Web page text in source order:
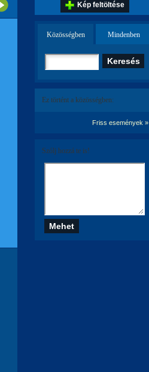
Kép feltöltése
Közösségben Mindenben
Ez történt a közösségben:
Friss események »
Szólj hozzá te is!